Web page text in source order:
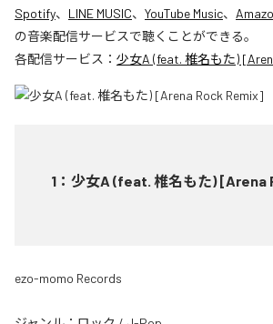
Spotify、 LINE MUSIC、 YouTube Music、
の音楽配信サービスで聴くことができる。
各配信サービス： 少女A (feat. 椎名もた)
1 ： 少女A (feat. 椎名もた) [Arena
ezo-momo Records